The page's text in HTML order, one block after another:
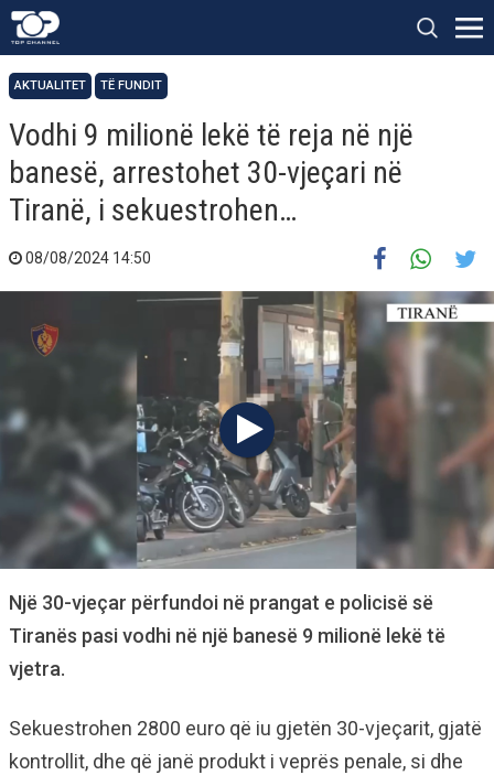
AKTUALITET TË FUNDIT
Vodhi 9 milionë lekë të reja në një
banesë, arrestohet 30-vjeçari në
Tiranë, i sekuestrohen…
08/08/2024 14:50
Një 30-vjeçar përfundoi në prangat e policisë së
Tiranës pasi vodhi në një banesë 9 milionë lekë të
vjetra.
Sekuestrohen 2800 euro që iu gjetën 30-vjeçarit, gjatë
kontrollit, dhe që janë produkt i veprës penale, si dhe